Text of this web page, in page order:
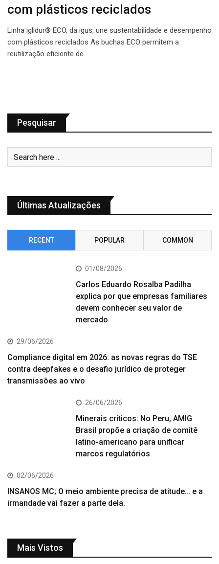
com plásticos reciclados
Linha iglidur® ECO, da igus, une sustentabilidade e desempenho
com plásticos reciclados As buchas ECO permitem a
reutilização eficiente de…
Pesquisar
Últimas Atualizações
RECENT POPULAR COMMON
01/08/2026
Carlos Eduardo Rosalba Padilha
explica por que empresas familiares
devem conhecer seu valor de
mercado
29/06/2026
Compliance digital em 2026: as novas regras do TSE
contra deepfakes e o desafio jurídico de proteger
transmissões ao vivo
26/06/2026
Minerais críticos: No Peru, AMIG
Brasil propõe a criação de comitê
latino-americano para unificar
marcos regulatórios
02/06/2026
INSANOS MC; O meio ambiente precisa de atitude… e a
irmandade vai fazer a parte dela.
Mais Vistos